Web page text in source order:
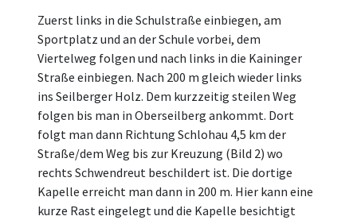
Zuerst links in die Schulstraße einbiegen, am
Sportplatz und an der Schule vorbei, dem
Viertelweg folgen und nach links in die Kaininger
Straße einbiegen. Nach 200 m gleich wieder links
ins SeilbergerHolz. Dem kurzzeitig steilen Weg
folgen bis man in Oberseilberg ankommt. Dort
folgt man dann Richtung Schlohau 4,5 km der
Straße/dem Weg bis zur Kreuzung (Bild 2) wo
rechts Schwendreut beschildert ist. Die dortige
Kapelle erreicht man dann in 200 m. Hier kann eine
kurze Rast eingelegt und die Kapelle besichtigt